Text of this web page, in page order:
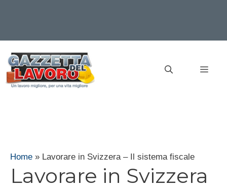
contenuto
Home » Lavorare in Svizzera – Il sistema fiscale
Lavorare in Svizzera